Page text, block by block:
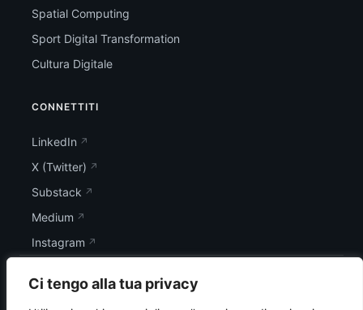
Ci tengo alla tua privacy
Spatial Computing
Sport Digital Transformation
Cultura Digitale
CONNETTITI
LinkedIn
X (Twitter)
Substack
Medium
Instagram